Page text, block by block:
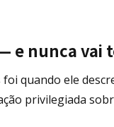
e nunca vai
quando ele
privilegiada